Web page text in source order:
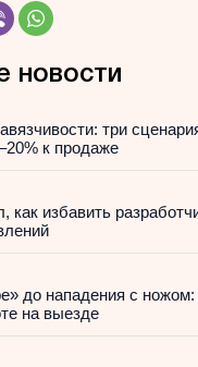
новости
три
к продаже
как избавить
до нападения с
на выезде